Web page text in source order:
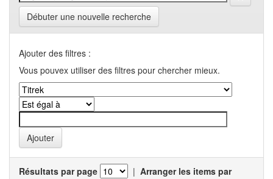
Débuter une nouvelle recherche
Ajouter des filtres :
Vous pouvex utiliser des filtres pour chercher mieux.
Résultats par page | Arranger les items par